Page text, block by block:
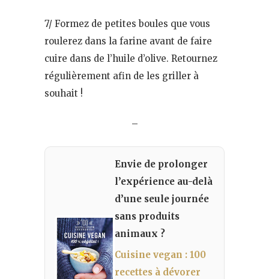
7/ Formez de petites boules que vous
roulerez dans la farine avant de faire
cuire dans de l’huile d’olive. Retournez
régulièrement afin de les griller à
souhait !
–
Envie de prolonger
l’expérience au-delà
d’une seule journée
sans produits
animaux ?
Cuisine vegan : 100
recettes à dévorer